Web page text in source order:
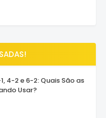
4-2 e 6-2: Quais São as
Usar?